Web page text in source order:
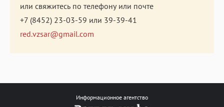
или свяжитесь по телефону или почте
+7 (8452) 23-03-59 или 39-39-41
red.vzsar@gmail.com
Информационное агентство